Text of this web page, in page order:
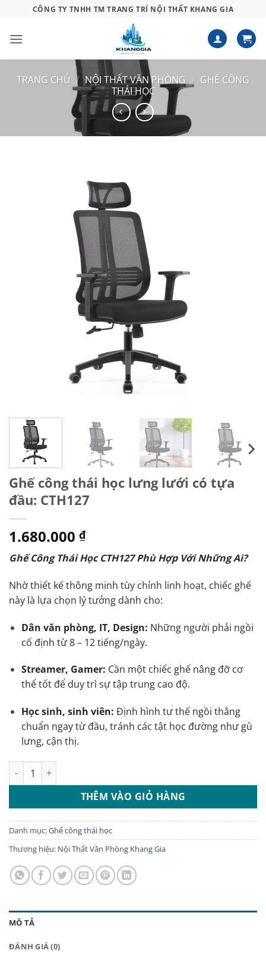
nội
CÔNG TY TNHH TM TRANG TRÍ NỘI THẤT KHANG GIA
TRANG CHỦ / NỘI THẤT VĂN PHÒNG / GHẾ CÔNG
THÁI HỌC
Ghế công thái học lưng lưới có tựa
đầu: CTH127
1.680.000 ₫
Ghế Công Thái Học CTH127 Phù Hợp Với Những Ai?
Nhờ thiết kế thông minh tùy chỉnh linh hoạt, chiếc ghế
này là lựa chọn lý tưởng dành cho:
Dân văn phòng, IT, Design: Những người phải ngồi
cố định từ 8 – 12 tiếng/ngày.
Streamer, Gamer: Cần một chiếc ghế nâng đỡ cơ
thể tốt để duy trì sự tập trung cao độ.
Học sinh, sinh viên: Định hình tư thế ngồi thẳng
chuẩn ngay từ đầu, tránh các tật học đường như gù
lưng, cận thị.
Ghế công thái học lưng lưới có tựa đầu: CTH127 số lượng
THÊM VÀO GIỎ HÀNG
Danh mục:Ghế công thái học
Thương hiệu: Nội Thất Văn Phòng Khang Gia
MÔ TẢ
ĐÁNH GIÁ (0)